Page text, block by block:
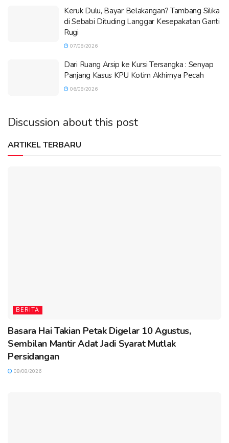
Keruk Dulu, Bayar Belakangan? Tambang Silika
di Sebabi Dituding Langgar Kesepakatan Ganti
Rugi
07/08/2026
Dari Ruang Arsip ke Kursi Tersangka : Senyap
Panjang Kasus KPU Kotim Akhirnya Pecah
06/08/2026
Discussion about this post
ARTIKEL TERBARU
BERITA
Basara Hai Takian Petak Digelar 10 Agustus,
Sembilan Mantir Adat Jadi Syarat Mutlak
Persidangan
08/08/2026